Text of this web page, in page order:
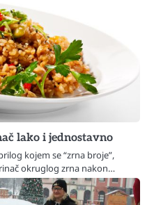
lako i jednostavno
kojem se “zrna broje”,
okruglog zrna nakon…